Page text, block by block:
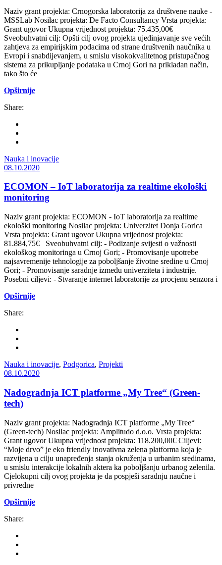
Naziv grant projekta: Crnogorska laboratorija za društvene nauke -
MSSLab Nosilac projekta: De Facto Consultancy Vrsta projekta:
Grant ugovor Ukupna vrijednost projekta: 75.435,00€
Sveobuhvatni cilj: Opšti cilj ovog projekta ujedinjavanje sve većih
zahtjeva za empirijskim podacima od strane društvenih naučnika u
Evropi i snabdijevanjem, u smislu visokokvalitetnog pristupačnog
sistema za prikupljanje podataka u Crnoj Gori na prikladan način,
tako što će
Opširnije
Share:
Nauka i inovacije
08.10.2020
ECOMON – IoT laboratorija za realtime ekološki
monitoring
Naziv grant projekta: ECOMON - IoT laboratorija za realtime
ekološki monitoring Nosilac projekta: Univerzitet Donja Gorica
Vrsta projekta: Grant ugovor Ukupna vrijednost projekta:
81.884,75€ Sveobuhvatni cilj: - Podizanje svijesti o važnosti
ekološkog monitoringa u Crnoj Gori; - Promovisanje upotrebe
najsavremenije tehnologije za poboljšanje životne sredine u Crnoj
Gori; - Promovisanje saradnje između univerziteta i industrije.
Posebni ciljevi: - Stvaranje internet laboratorije za procjenu senzora i
Opširnije
Share:
Nauka i inovacije, Podgorica, Projekti
08.10.2020
Nadogradnja ICT platforme „My Tree“ (Green-
tech)
Naziv grant projekta: Nadogradnja ICT platforme „My Tree“
(Green-tech) Nosilac projekta: Amplitudo d.o.o. Vrsta projekta:
Grant ugovor Ukupna vrijednost projekta: 118.200,00€ Ciljevi:
“Moje drvo” je eko friendly inovativna zelena platforma koja je
razvijena u cilju unapređenja stanja okruženja u urbanim sredinama,
u smislu interakcije lokalnih aktera ka poboljšanju urbanog zelenila.
Cjelokupni cilj ovog projekta je da pospješi saradnju naučne i
privredne
Opširnije
Share: